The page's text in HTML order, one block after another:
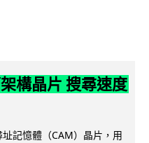
構晶片 搜尋速度
記憶體（CAM）晶片，用